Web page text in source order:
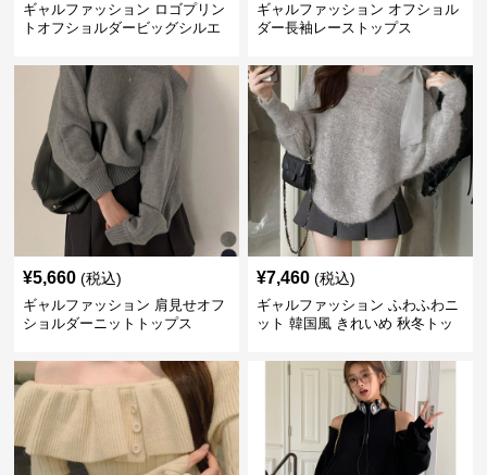
ギャルファッション ロゴプリン
トオフショルダービッグシルエ
ギャルファッション オフショル
ダー長袖レーストップス
¥5,660 (税込)
ギャルファッション 肩見せオフ
ショルダーニットトップス
¥7,460 (税込)
ギャルファッション ふわふわニ
ット 韓国風 きれいめ 秋冬トッ